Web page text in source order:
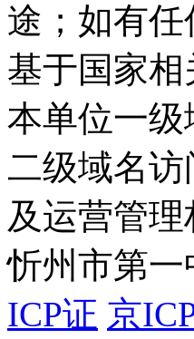
途；如有
基于国家
本单位一
二级域名
及运营管
忻州市第
ICP证 京